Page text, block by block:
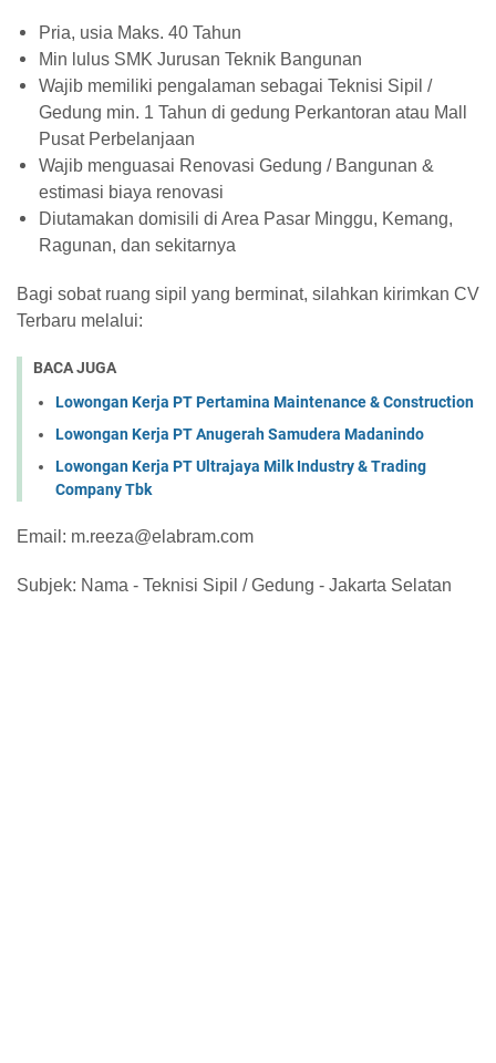
Pria, usia Maks. 40 Tahun
Min lulus SMK Jurusan Teknik Bangunan
Wajib memiliki pengalaman sebagai Teknisi Sipil /
Gedung min. 1 Tahun di gedung Perkantoran atau Mall
Pusat Perbelanjaan
Wajib menguasai Renovasi Gedung / Bangunan &
estimasi biaya renovasi
Diutamakan domisili di Area Pasar Minggu, Kemang,
Ragunan, dan sekitarnya
Bagi sobat ruang sipil yang berminat, silahkan kirimkan CV
Terbaru melalui:
BACA JUGA
Lowongan Kerja PT Pertamina Maintenance & Construction
Lowongan Kerja PT Anugerah Samudera Madanindo
Lowongan Kerja PT Ultrajaya Milk Industry & Trading
Company Tbk
Email: m.reeza@elabram.com
Subjek: Nama - Teknisi Sipil / Gedung - Jakarta Selatan